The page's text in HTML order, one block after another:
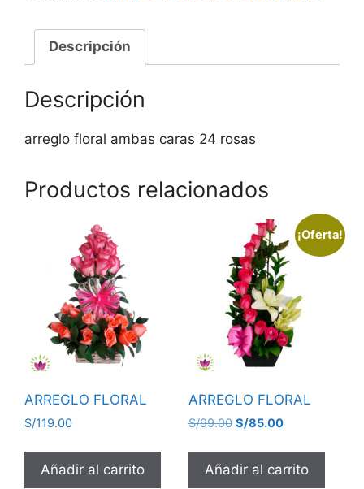
Descripción
Descripción
arreglo floral ambas caras 24 rosas
Productos relacionados
ARREGLO FLORAL
S/119.00
Añadir al carrito
¡Oferta!
ARREGLO FLORAL
S/99.00 S/85.00
Añadir al carrito